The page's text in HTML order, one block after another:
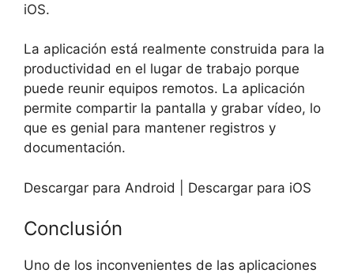
iOS.
La aplicación está realmente construida para la
productividad en el lugar de trabajo porque
puede reunir equipos remotos. La aplicación
permite compartir la pantalla y grabar vídeo, lo
que es genial para mantener registros y
documentación.
Descargar para Android | Descargar para iOS
Conclusión
Uno de los inconvenientes de las aplicaciones